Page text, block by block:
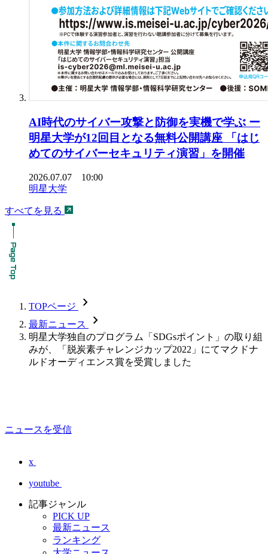
AI時代のサイバー攻撃と防御を実機で学ぶ ー
明星大学が12回目となる無料公開講座 「はじ
めてのサイバーセキュリティ演習」を開催
2026.07.07 10:00
明星大学
すべてを見る
TOPページ chevron_forward
最新ニュース chevron_forward
明星大学独自のプログラム「SDGsポイント」の取り組
みが、「脱炭素チャレンジカップ2022」にてマクドナ
ルドオーディエンス賞を受賞しました
ニュースを受信
x
youtube
記事ジャンル
PICK UP
最新ニュース
ランキング